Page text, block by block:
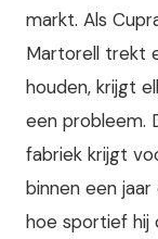
markt. Als
Martorell trekt
houden, krijgt
een probleem.
fabriek krijgt
binnen een
hoe sportief hij